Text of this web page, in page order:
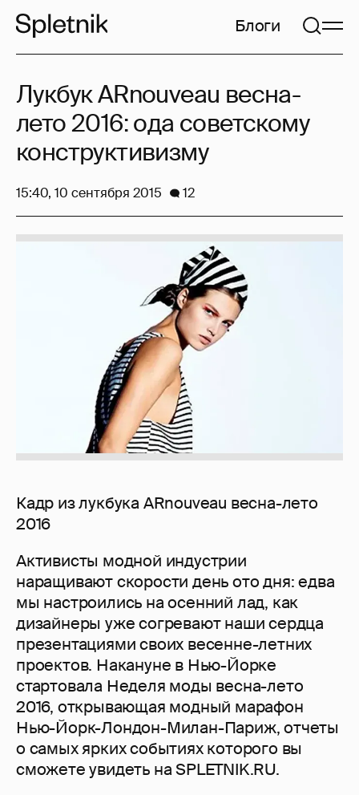
Блоги
Кадр из лукбука ARnouveau весна-лето
2016
Активисты модной индустрии
наращивают скорости день ото дня: едва
мы настроились на осенний лад, как
дизайнеры уже согревают наши сердца
презентациями своих весенне-летних
проектов. Накануне в Нью-Йорке
стартовала Неделя моды весна-лето
2016, открывающая модный марафон
Нью-Йорк-Лондон-Милан-Париж, отчеты
о самых ярких событиях которого вы
сможете увидеть на SPLETNIK.RU.
Лукбук ARnouveau весна-
лето 2016: ода советскому
конструктивизму
15:40, 10 сентября 2015 12